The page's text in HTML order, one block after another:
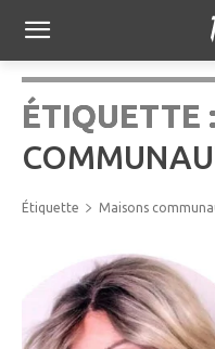
ÉTIQUETTE :
Étiquette Maisons